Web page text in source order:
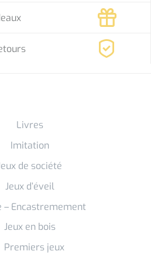
Livres
Imitation
de société
Jeux d’éveil
– Encastremement
Jeux en bois
Premiers jeux